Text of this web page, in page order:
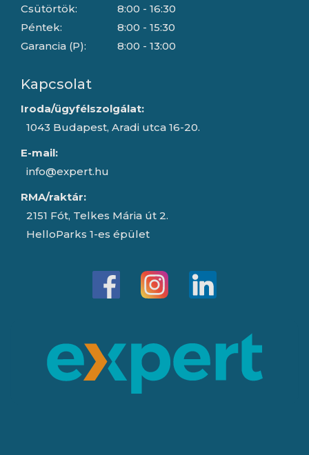
Csütörtök:
Péntek:
Garancia (P):
8:00 - 16:30
8:00 - 15:30
8:00 - 13:00
Kapcsolat
Iroda/ügyfélszolgálat:
1043 Budapest, Aradi utca 16-20.
E-mail:
info@expert.hu
RMA/raktár:
2151 Fót, Telkes Mária út 2.
HelloParks 1-es épület